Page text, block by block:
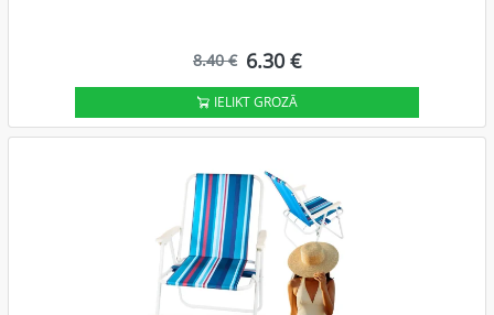
8.40 € 6.30 €
IELIKT GROZĀ